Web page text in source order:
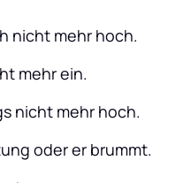
nicht mehr hoch.
mehr ein.
nicht mehr hoch.
oder er brummt.